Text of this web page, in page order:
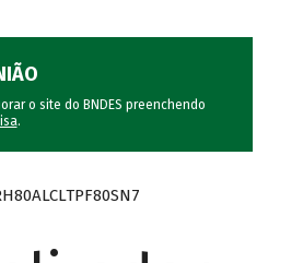
o site do BNDES preenchendo
.